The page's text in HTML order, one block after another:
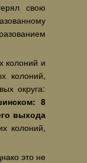
свою
колоний и
колоний,
округа:
8
выхода
колоний,
это не